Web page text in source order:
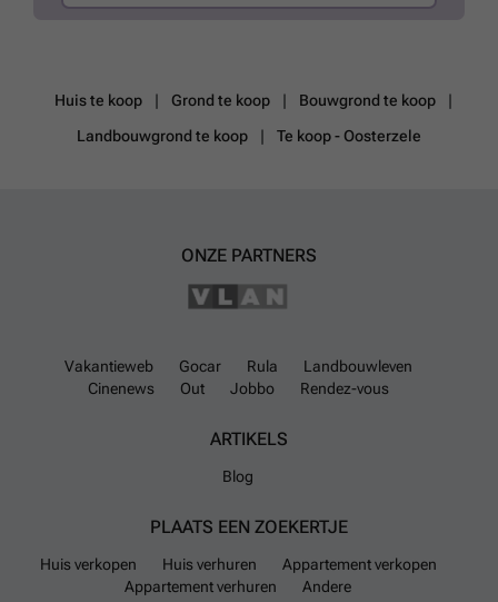
Huis te koop Grond te koop
Bouwgrond te koop
Landbouwgrond te koop
Te koop - Oosterzele
ONZE PARTNERS
Vakantieweb Gocar Rula
Landbouwleven
Cinenews
Out Jobbo Rendez-vous
ARTIKELS
Blog
PLAATS EEN ZOEKERTJE
Huis verkopen Huis verhuren
Appartement verkopen
Appartement verhuren
Andere